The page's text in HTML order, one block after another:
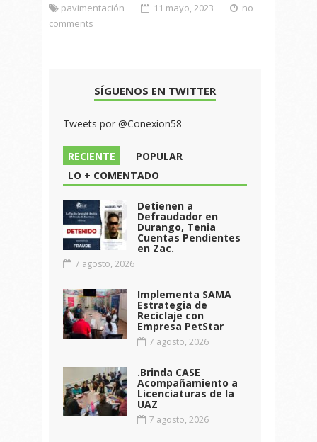
pavimentación 11 mayo, 2023
no
comments
SÍGUENOS EN TWITTER
Tweets por @Conexion58
RECIENTE
POPULAR
LO + COMENTADO
Detienen a
Defraudador en
Durango, Tenia
Cuentas Pendientes
en Zac.
7 agosto, 2026
Implementa SAMA
Estrategia de
Reciclaje con
Empresa PetStar
7 agosto, 2026
.Brinda CASE
Acompañamiento a
Licenciaturas de la
UAZ
7 agosto, 2026